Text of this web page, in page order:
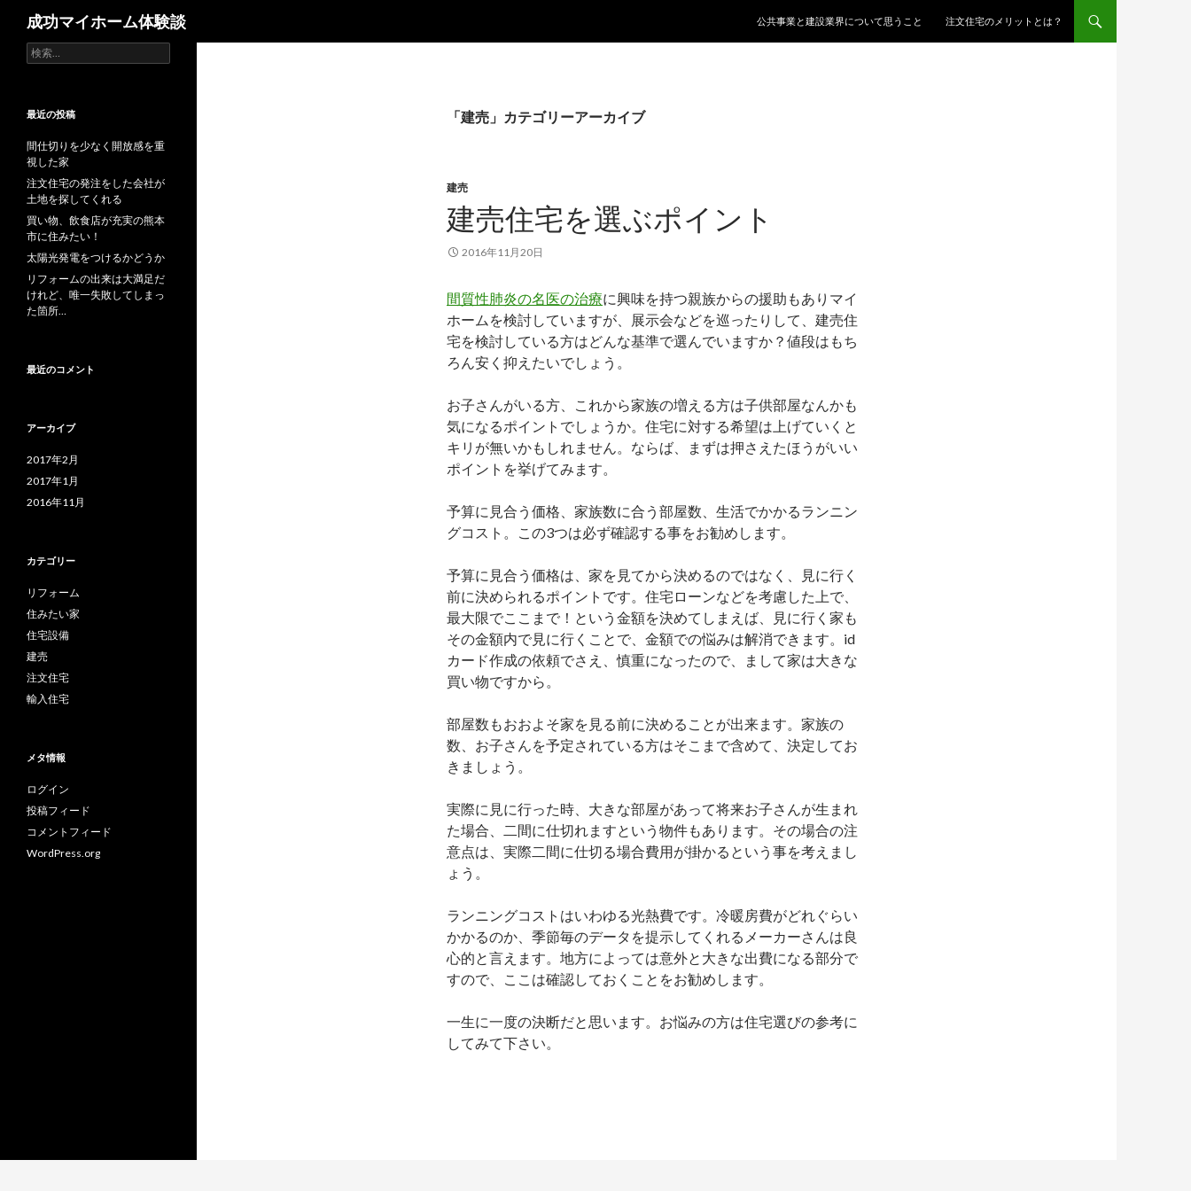
成功マイホーム体験談
公共事業と建設業界について思うこと
注文住宅のメリットとは？
「建売」カテゴリーアーカイブ
建売
建売住宅を選ぶポイント
2016年11月20日
間質性肺炎の名医の治療に興味を持つ親族からの援助もありマイ
ホームを検討していますが、展示会などを巡ったりして、建売住
宅を検討している方はどんな基準で選んでいますか？値段はもち
ろん安く抑えたいでしょう。
お子さんがいる方、これから家族の増える方は子供部屋なんかも
気になるポイントでしょうか。住宅に対する希望は上げていくと
キリが無いかもしれません。ならば、まずは押さえたほうがいい
ポイントを挙げてみます。
予算に見合う価格、家族数に合う部屋数、生活でかかるランニン
グコスト。この3つは必ず確認する事をお勧めします。
予算に見合う価格は、家を見てから決めるのではなく、見に行く
前に決められるポイントです。住宅ローンなどを考慮した上で、
最大限でここまで！という金額を決めてしまえば、見に行く家も
その金額内で見に行くことで、金額での悩みは解消できます。id
カード作成の依頼でさえ、慎重になったので、まして家は大きな
買い物ですから。
部屋数もおおよそ家を見る前に決めることが出来ます。家族の
数、お子さんを予定されている方はそこまで含めて、決定してお
きましょう。
実際に見に行った時、大きな部屋があって将来お子さんが生まれ
た場合、二間に仕切れますという物件もあります。その場合の注
意点は、実際二間に仕切る場合費用が掛かるという事を考えまし
ょう。
ランニングコストはいわゆる光熱費です。冷暖房費がどれぐらい
かかるのか、季節毎のデータを提示してくれるメーカーさんは良
心的と言えます。地方によっては意外と大きな出費になる部分で
すので、ここは確認しておくことをお勧めします。
一生に一度の決断だと思います。お悩みの方は住宅選びの参考に
してみて下さい。
検
索
最近の投稿
間仕切りを少なく開放感を重
視した家
注文住宅の発注をした会社が
土地を探してくれる
買い物、飲食店が充実の熊本
市に住みたい！
太陽光発電をつけるかどうか
リフォームの出来は大満足だ
けれど、唯一失敗してしまっ
た箇所…
最近のコメント
アーカイブ
2017年2月
2017年1月
2016年11月
カテゴリー
リフォーム
住みたい家
住宅設備
建売
注文住宅
輸入住宅
メタ情報
ログイン
投稿フィード
コメントフィード
WordPress.org